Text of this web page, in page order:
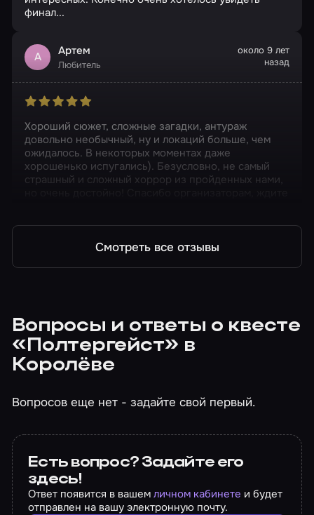
финал...
А Артем
Любитель
около 9 лет
назад
Хороший сюжет, сложные загадки, антураж
довольно необычный, ну и локаций больше, чем
ожидалось. В некоторых моментах даже
хорошенько испугались). Безусловно, не самый
страшный и сложный хоррор из пройденных нами,
Смотреть все отзывы
Вопросы и ответы о квесте
«Полтергейст» в
Королёве
Вопросов еще нет - задайте свой первый.
Есть вопрос? Задайте его
здесь!
Ответ появится в вашемличном кабинете и будет
отправлен на вашу электронную почту.